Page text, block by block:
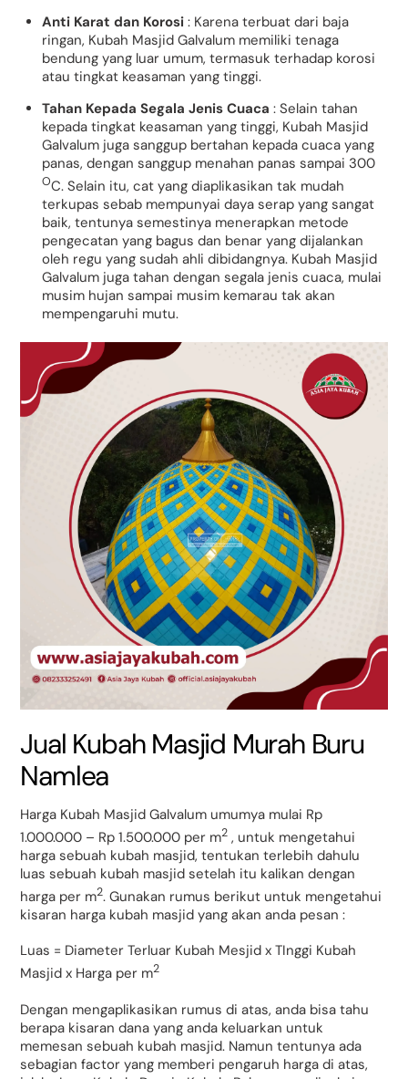
Anti Karat dan Korosi : Karena terbuat dari baja
ringan, Kubah Masjid Galvalum memiliki tenaga
bendung yang luar umum, termasuk terhadap korosi
atau tingkat keasaman yang tinggi.
Tahan Kepada Segala Jenis Cuaca : Selain tahan
kepada tingkat keasaman yang tinggi, Kubah Masjid
Galvalum juga sanggup bertahan kepada cuaca yang
panas, dengan sanggup menahan panas sampai 300
OC. Selain itu, cat yang diaplikasikan tak mudah
terkupas sebab mempunyai daya serap yang sangat
baik, tentunya semestinya menerapkan metode
pengecatan yang bagus dan benar yang dijalankan
oleh regu yang sudah ahli dibidangnya. Kubah Masjid
Galvalum juga tahan dengan segala jenis cuaca, mulai
musim hujan sampai musim kemarau tak akan
mempengaruhi mutu.
Jual Kubah Masjid Murah Buru
Namlea
Harga Kubah Masjid Galvalum umumya mulai Rp
1.000.000 – Rp 1.500.000 per m2 , untuk mengetahui
harga sebuah kubah masjid, tentukan terlebih dahulu
luas sebuah kubah masjid setelah itu kalikan dengan
harga per m2. Gunakan rumus berikut untuk mengetahui
kisaran harga kubah masjid yang akan anda pesan :
Luas = Diameter Terluar Kubah Mesjid x TInggi Kubah
Masjid x Harga per m2
Dengan mengaplikasikan rumus di atas, anda bisa tahu
berapa kisaran dana yang anda keluarkan untuk
memesan sebuah kubah masjid. Namun tentunya ada
sebagian factor yang memberi pengaruh harga di atas,